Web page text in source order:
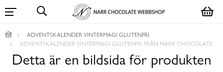
ADVENTSKALENDER VINTERMAGI GLUTENFRI
ADVENTSKALENDER VINTERMAGI GLUTENFRI FRÅN NARR CHOCOLATE
Detta är en bildsida för produkten